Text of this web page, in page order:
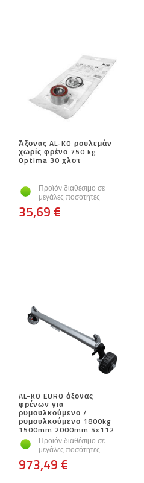
Άξονας AL-KO ρουλεμάν
χωρίς φρένο 750 kg
Optima 30 χλστ
Προϊόν διαθέσιμο σε
μεγάλες ποσότητες
35,69 €
AL-KO EURO άξονας
φρένων για
ρυμουλκούμενο /
ρυμουλκούμενο 1800kg
1500mm 2000mm 5x112
Προϊόν διαθέσιμο σε
μεγάλες ποσότητες
973,49 €